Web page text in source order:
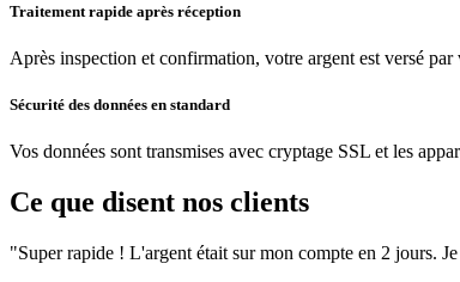
Traitement rapide après réception
Après inspection et confirmation, votre argent est versé
Sécurité des données en standard
Vos données sont transmises avec cryptage SSL et les
Ce que disent nos clients
"Super rapide ! L'argent était sur mon compte en 2 jours.